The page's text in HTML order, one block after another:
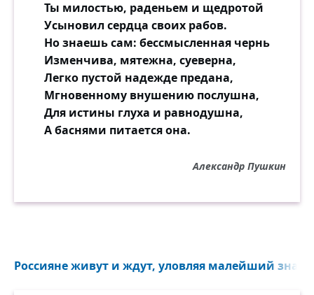
Ты милостью, раденьем и щедротой
Усыновил сердца своих рабов.
Но знаешь сам: бессмысленная чернь
Изменчива, мятежна, суеверна,
Легко пустой надежде предана,
Мгновенному внушению послушна,
Для истины глуха и равнодушна,
А баснями питается она.
Александр Пушкин
Россияне живут и ждут, уловляя малейший